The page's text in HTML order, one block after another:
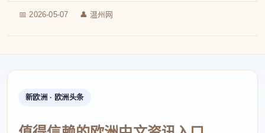
📅 2026-05-07 👤 温州网
新欧洲 · 欧洲头条